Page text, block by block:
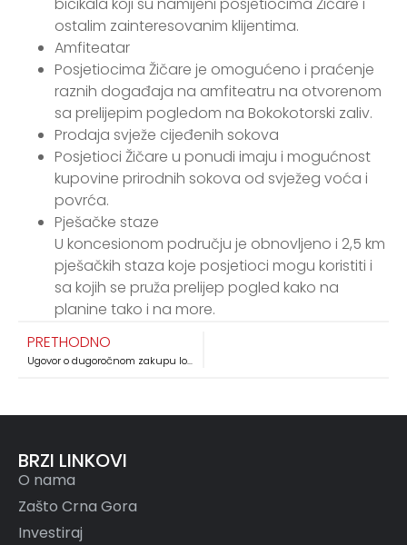
bicikala koji su namijeni posjetiocima Žičare i
ostalim zainteresovanim klijentima.
Amfiteatar
Posjetiocima Žičare je omogućeno i praćenje
raznih događaja na amfiteatru na otvorenom
sa prelijepim pogledom na Bokokotorski zaliv.
Prodaja svježe cijeđenih sokova
Posjetioci Žičare u ponudi imaju i mogućnost
kupovine prirodnih sokova od svježeg voća i
povrća.
Pješačke staze
U koncesionom području je obnovljeno i 2,5 km
pješačkih staza koje posjetioci mogu koristiti i
sa kojih se pruža prelijep pogled kako na
planine tako i na more.
PRETHODNO
Ugovor o dugoročnom zakupu lokaliteta ostrvo Lastavica sa tvrđavom „Mamula“ – Herceg Novi
BRZI LINKOVI
O nama
Zašto Crna Gora
Investiraj